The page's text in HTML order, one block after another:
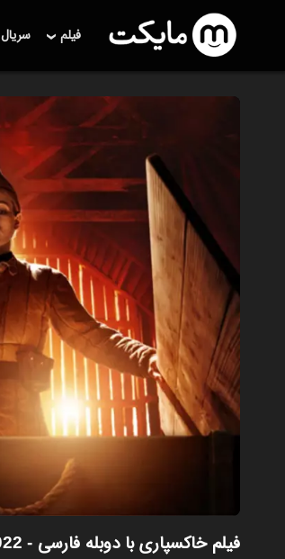
فیلم سریال
فیلم خاکسپاری با دوبله فارسی - Burial 2022